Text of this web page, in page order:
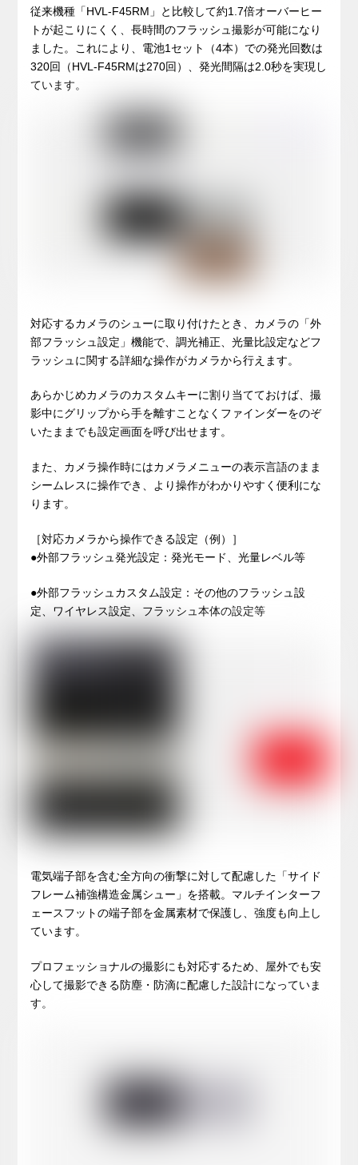
従来機種「HVL-F45RM」と比較して約1.7倍オーバーヒー
トが起こりにくく、長時間のフラッシュ撮影が可能になり
ました。これにより、電池1セット（4本）での発光回数は
320回（HVL-F45RMは270回）、発光間隔は2.0秒を実現し
ています。
対応するカメラのシューに取り付けたとき、カメラの「外
部フラッシュ設定」機能で、調光補正、光量比設定などフ
ラッシュに関する詳細な操作がカメラから行えます。
あらかじめカメラのカスタムキーに割り当てておけば、撮
影中にグリップから手を離すことなくファインダーをのぞ
いたままでも設定画面を呼び出せます。
また、カメラ操作時にはカメラメニューの表示言語のまま
シームレスに操作でき、より操作がわかりやすく便利にな
ります。
［対応カメラから操作できる設定（例）］
●外部フラッシュ発光設定：発光モード、光量レベル等
●外部フラッシュカスタム設定：その他のフラッシュ設
定、ワイヤレス設定、フラッシュ本体の設定等
電気端子部を含む全方向の衝撃に対して配慮した「サイド
フレーム補強構造金属シュー」を搭載。マルチインターフ
ェースフットの端子部を金属素材で保護し、強度も向上し
ています。
プロフェッショナルの撮影にも対応するため、屋外でも安
心して撮影できる防塵・防滴に配慮した設計になっていま
す。